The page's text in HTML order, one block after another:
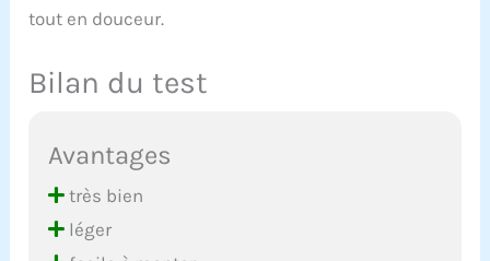
tout en douceur.
Bilan du test
Avantages
très bien
léger